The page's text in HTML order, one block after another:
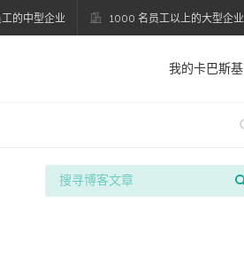
的中型企业 1000 名员工以上的大型企业
我的卡巴斯基